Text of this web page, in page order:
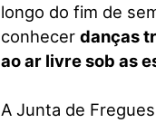
longo do fim de
conhecer danças
ao ar livre sob as
A Junta de